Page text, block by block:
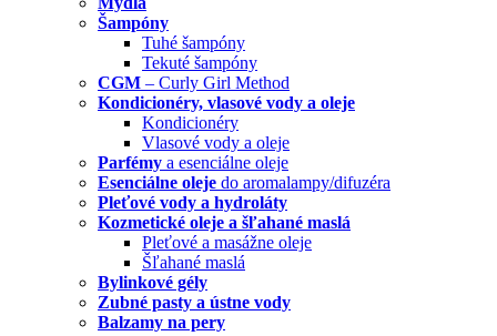
Šampóny
Tuhé šampóny
Tekuté šampóny
CGM – Curly Girl Method
Kondicionéry, vlasové vody a oleje
Kondicionéry
Vlasové vody a oleje
Parfémy a esenciálne oleje
Esenciálne oleje do aromalampy/difuzéra
Pleťové vody a hydroláty
Kozmetické oleje a šľahané maslá
Pleťové a masážne oleje
Šľahané maslá
Bylinkové gély
Zubné pasty a ústne vody
Balzamy na pery